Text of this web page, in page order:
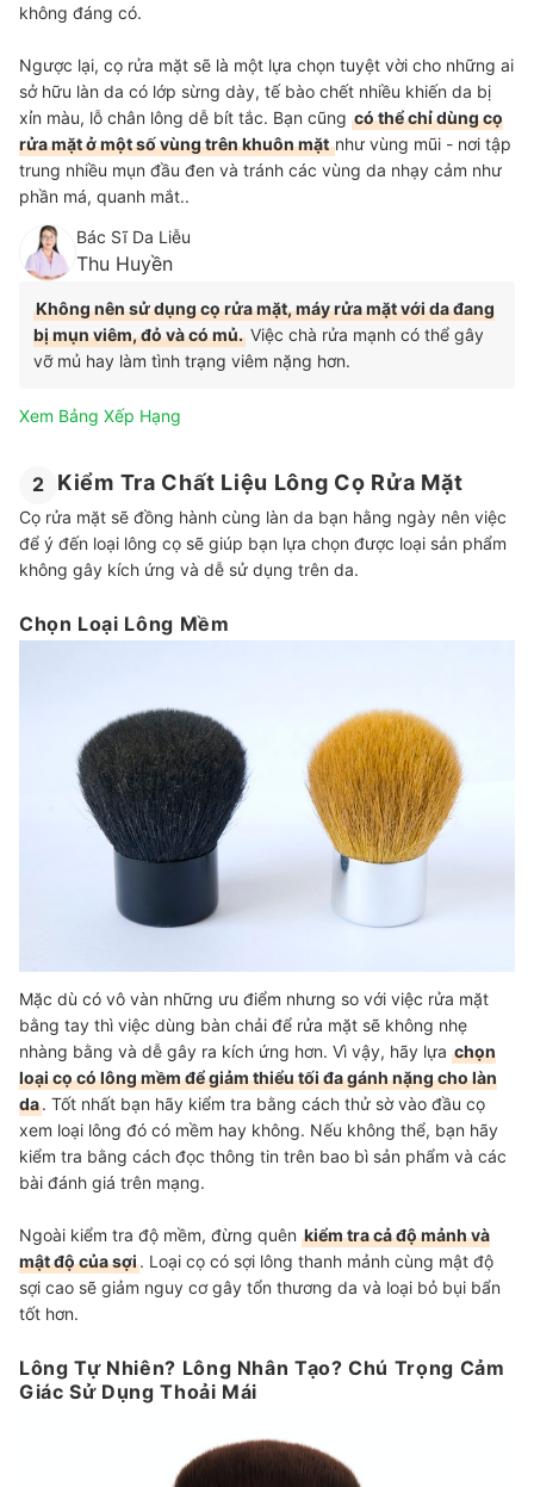
không đáng có.
Ngược lại, cọ rửa mặt sẽ là một lựa chọn tuyệt vời cho những ai
sở hữu làn da có lớp sừng dày, tế bào chết nhiều khiến da bị
xỉn màu, lỗ chân lông dễ bít tắc. Bạn cũng có thể chỉ dùng cọ
rửa mặt ở một số vùng trên khuôn mặtnhư vùng mũi - nơi tập
trung nhiều mụn đầu đen và tránh các vùng da nhạy cảm như
phần má, quanh mắt..
Bác Sĩ Da Liễu
Thu Huyền
Không nên sử dụng cọ rửa mặt, máy rửa mặt với da đang
bị mụn viêm, đỏ và có mủ. Việc chà rửa mạnh có thể gây
vỡ mủ hay làm tình trạng viêm nặng hơn.
Xem Bảng Xếp Hạng
2 Kiểm Tra Chất Liệu Lông Cọ Rửa Mặt
Cọ rửa mặt sẽ đồng hành cùng làn da bạn hằng ngày nên việc
để ý đến loại lông cọ sẽ giúp bạn lựa chọn được loại sản phẩm
không gây kích ứng và dễ sử dụng trên da.
Chọn Loại Lông Mềm
Mặc dù có vô vàn những ưu điểm nhưng so với việc rửa mặt
bằng tay thì việc dùng bàn chải để rửa mặt sẽ không nhẹ
nhàng bằng và dễ gây ra kích ứng hơn. Vì vậy, hãy lựa chọn
loại cọ có lông mềm để giảm thiểu tối đa gánh nặng cho làn
da. Tốt nhất bạn hãy kiểm tra bằng cách thử sờ vào đầu cọ
xem loại lông đó có mềm hay không. Nếu không thể, bạn hãy
kiểm tra bằng cách đọc thông tin trên bao bì sản phẩm và các
bài đánh giá trên mạng.
Ngoài kiểm tra độ mềm, đừng quên kiểm tra cả độ mảnh và
mật độ của sợi. Loại cọ có sợi lông thanh mảnh cùng mật độ
sợi cao sẽ giảm nguy cơ gây tổn thương da và loại bỏ bụi bẩn
tốt hơn.
Lông Tự Nhiên? Lông Nhân Tạo? Chú Trọng Cảm
Giác Sử Dụng Thoải Mái